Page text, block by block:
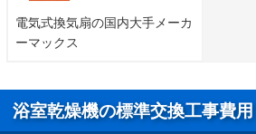
電気式換気扇の国内大手メーカ
ーマックス
浴室乾燥機の標準交換工事費用